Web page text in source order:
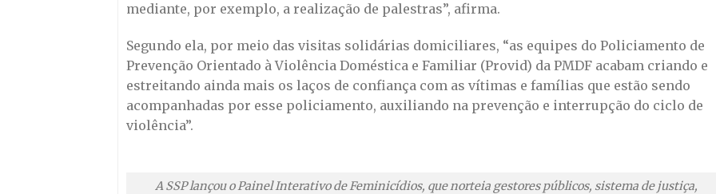
mediante, por exemplo, a realização de palestras”, afirma.
Segundo ela, por meio das visitas solidárias domiciliares, “as equipes do Policiamento de
Prevenção Orientado à Violência Doméstica e Familiar (Provid) da PMDF acabam criando e
estreitando ainda mais os laços de confiança com as vítimas e famílias que estão sendo
acompanhadas por esse policiamento, auxiliando na prevenção e interrupção do ciclo de
violência”.
A SSP lançou o Painel Interativo de Feminicídios, que norteia gestores públicos, sistema de justiça,